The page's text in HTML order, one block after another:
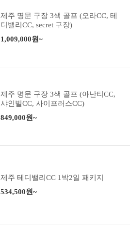
제주 명문 구장 3색 골프 (오라CC, 테
디밸리CC, secret 구장)
1,009,000원~
제주 명문 구장 3색 골프 (아난티CC,
샤인빌CC, 사이프러스CC)
849,000원~
제주 테디밸리CC 1박2일 패키지
534,500원~